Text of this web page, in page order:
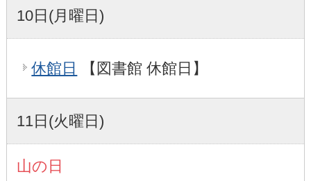
10日(月曜日)
休館日 【図書館 休館日】
11日(火曜日)
山の日